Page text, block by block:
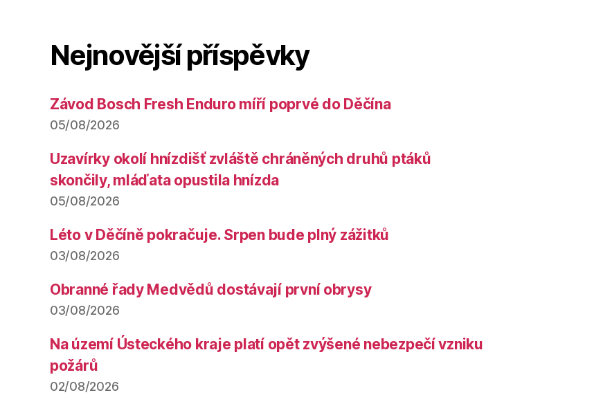
Nejnovější příspěvky
Závod Bosch Fresh Enduro míří poprvé do Děčína
05/08/2026
Uzavírky okolí hnízdišť zvláště chráněných druhů ptáků
skončily, mláďata opustila hnízda
05/08/2026
Léto v Děčíně pokračuje. Srpen bude plný zážitků
03/08/2026
Obranné řady Medvědů dostávají první obrysy
03/08/2026
Na území Ústeckého kraje platí opět zvýšené nebezpečí vzniku
požárů
02/08/2026